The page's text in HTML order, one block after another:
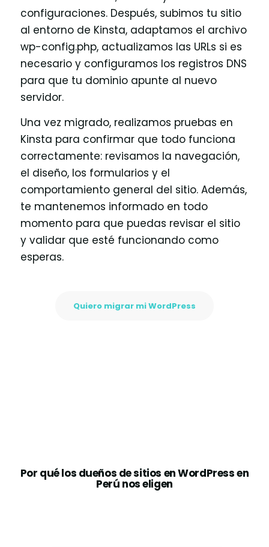
configuraciones. Después, subimos tu sitio
al entorno de Kinsta, adaptamos el archivo
wp-config.php, actualizamos las URLs si es
necesario y configuramos los registros DNS
para que tu dominio apunte al nuevo
servidor.
Una vez migrado, realizamos pruebas en
Kinsta para confirmar que todo funciona
correctamente: revisamos la navegación,
el diseño, los formularios y el
comportamiento general del sitio. Además,
te mantenemos informado en todo
momento para que puedas revisar el sitio
y validar que esté funcionando como
esperas.
Quiero migrar mi WordPress
Por qué los dueños de sitios en WordPress en
Perú nos eligen